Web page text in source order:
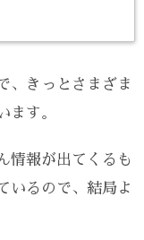
、きっとさまざま
ます。
情報が出てくるも
いるので、結局よ